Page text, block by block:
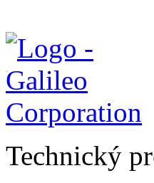
Technický